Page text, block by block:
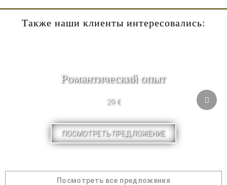
Также наши клиенты интересовались:
Pомантический опыт
29 €
ПОСМОТРЕТЬ ПРЕДЛОЖЕНИЕ
Посмотреть все предложения